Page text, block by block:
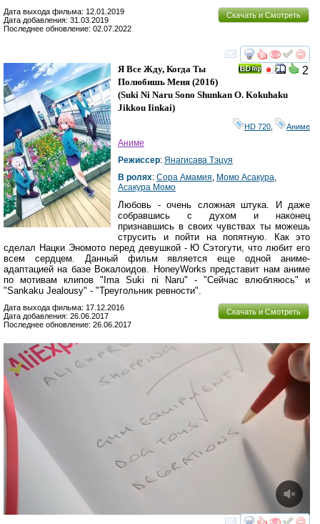
Скачать и Смотреть
Дата выхода фильма: 12.01.2019
Дата добавления: 31.03.2019
Последнее обновление: 02.07.2022
смотреть
2
Я Все Жду, Когда Ты
Полюбишь Меня (2016)
(Suki Ni Naru Sono Shunkan O. Kokuhaku
Jikkou Iinkai)
HD 720 Аниме
Аниме
Режиссер: Янагисава Тэцуя
В ролях: Сора Амамия Момо Асакура
Асакура Момо
Любовь - очень сложная штука. И даже
собравшись с духом и наконец
признавшись в своих чувствах ты можешь
струсить и пойти на попятную. Как это
сделал Нацки Эномото перед девушкой - Ю Сэтогути, что любит его
всем сердцем. Данный фильм является еще одной аниме-
адаптацией на базе Вокалоидов. HoneyWorks представит нам аниме
по мотивам клипов "Ima Suki ni Naru" - "Сейчас влюбляюсь" и
"Sankaku Jealousy" - "Треугольник ревности".
Скачать и Смотреть
Дата выхода фильма: 17.12.2016
Дата добавления: 26.06.2017
Последнее обновление: 26.06.2017